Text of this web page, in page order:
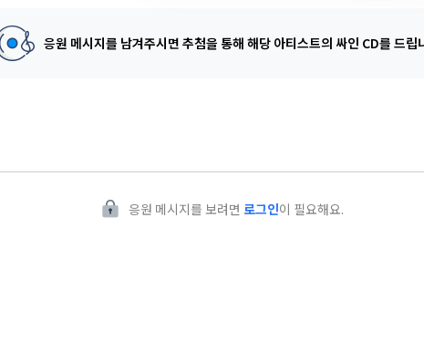
응원 메시지를 남겨주시면 추첨을 통해 해당 아티스트의 싸인 CD를 드립
응원 메시지를 보려면 로그인이 필요해요.